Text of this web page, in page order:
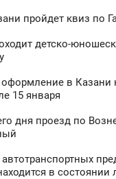
пройдет квиз по
детско-
в Казани
15 января
дня проезд по
в состоянии